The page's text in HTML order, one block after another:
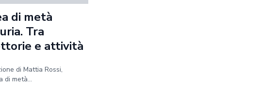
di metà
Tra
e attività
di Mattia Rossi,
di metà...